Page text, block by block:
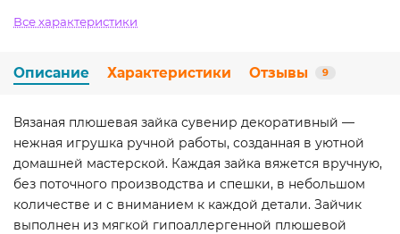
Все характеристики
Описание Характеристики Отзывы 9
Вязаная плюшевая зайка сувенир декоративный —
нежная игрушка ручной работы, созданная в уютной
домашней мастерской. Каждая зайка вяжется вручную,
без поточного производства и спешки, в небольшом
количестве и с вниманием к каждой детали. Зайчик
выполнен из мягкой гипоаллергенной плюшевой